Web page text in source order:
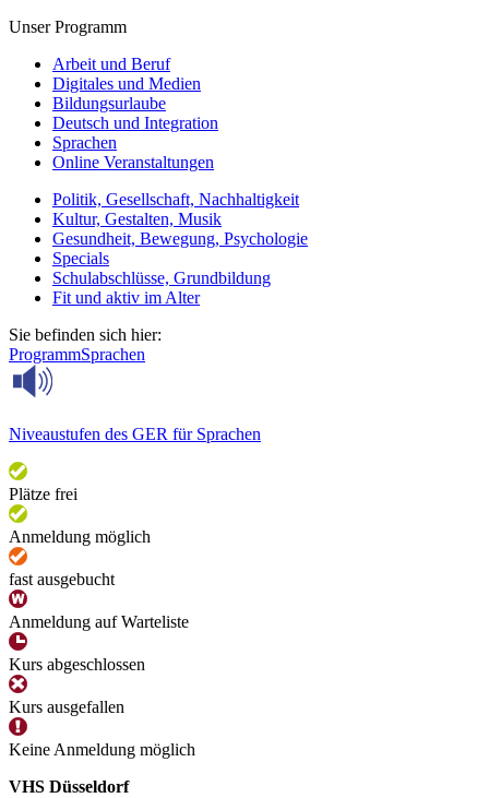
Unser Programm
Arbeit und Beruf
Digitales und Medien
Bildungsurlaube
Deutsch und Integration
Sprachen
Online Veranstaltungen
Politik, Gesellschaft, Nachhaltigkeit
Kultur, Gestalten, Musik
Gesundheit, Bewegung, Psychologie
Specials
Schulabschlüsse, Grundbildung
Fit und aktiv im Alter
Sie befinden sich hier:
ProgrammSprachen
Niveaustufen des GER für Sprachen
Plätze frei
Anmeldung möglich
fast ausgebucht
Anmeldung auf Warteliste
Kurs abgeschlossen
Kurs ausgefallen
Keine Anmeldung möglich
VHS Düsseldorf